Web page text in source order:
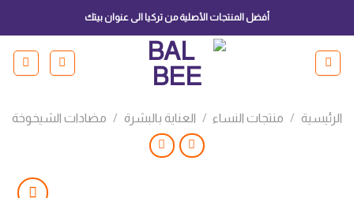
content
أفضل المنتجات الأصلية من تركيا الى عنوان بيتك
الرئيسية / منتجات النساء / العناية بالبشرة / مضادات الشيخوخة